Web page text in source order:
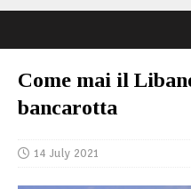
Come mai il
bancarotta
14 July 2021